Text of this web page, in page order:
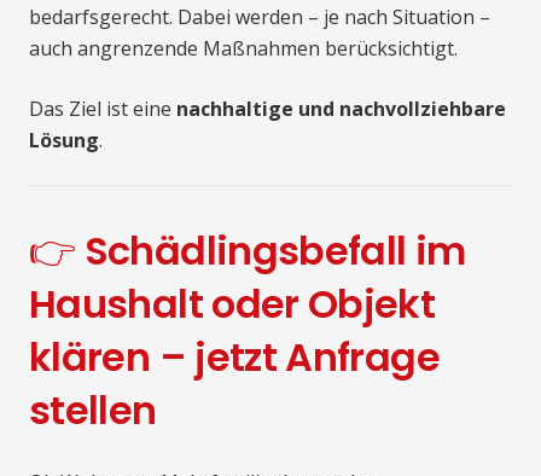
bedarfsgerecht. Dabei werden – je nach Situation –
auch angrenzende Maßnahmen berücksichtigt.
Das Ziel ist eine nachhaltige und nachvollziehbare
Lösung.
👉 Schädlingsbefall im
Haushalt oder Objekt
klären – jetzt Anfrage
stellen